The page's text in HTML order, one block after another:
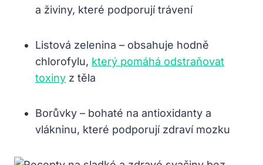
a živiny, které podporují trávení
Listová zelenina – obsahuje hodně
chlorofylu, který pomáhá odstraňovat
toxiny z těla
Borůvky – bohaté na antioxidanty a
vlákninu, které podporují zdraví mozku